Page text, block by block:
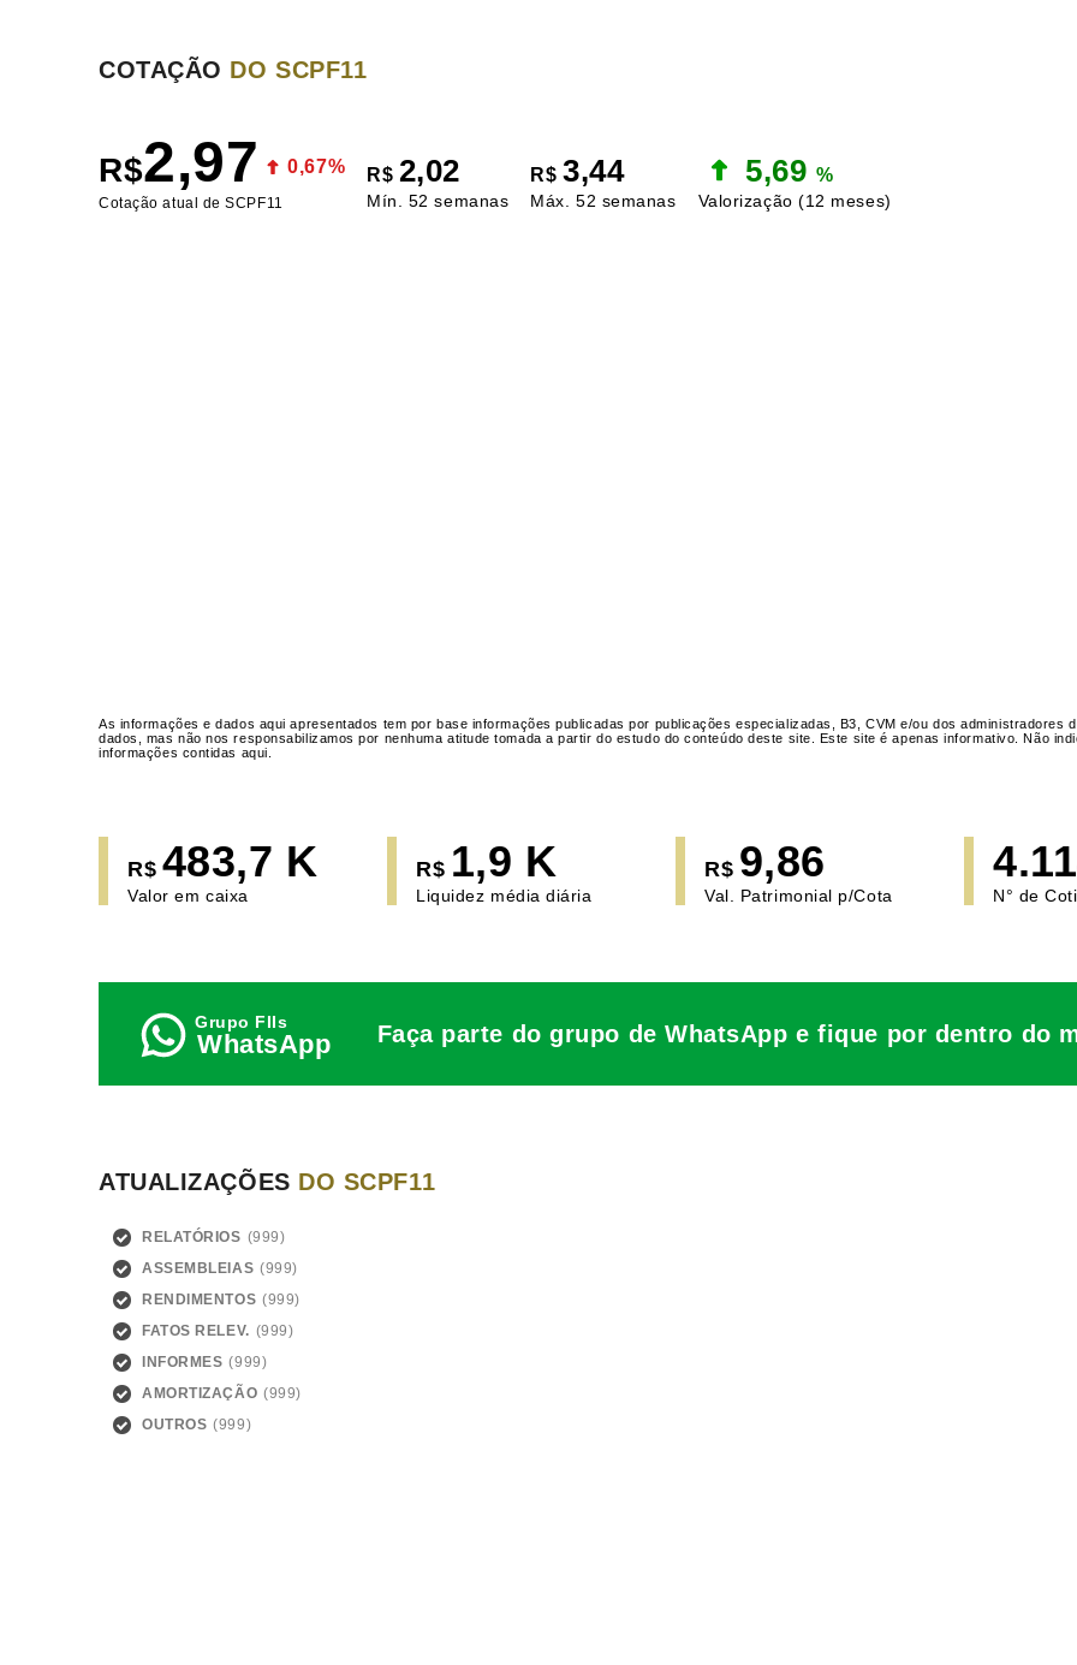
COTAÇÃO DO SCPF11
R$2,97 0,67%
Cotação atual de SCPF11
R$ 2,02
Mín. 52 semanas
R$ 3,44
Máx. 52 semanas
5,69 %
Valorização(12 meses)
As informações e dados aqui apresentados tem por base informações publicadas por publicações especializadas, B3, CVM e/ou dos
dados, mas não nos responsabilizamos por nenhuma atitude tomada a partir do estudo do conteúdo deste site. Este site é apenas informativo. Não
informações contidas aqui.
R$ 483,7 K
Valor em caixa
R$ 1,9 K
Liquidez média diária
R$ 9,86
Val. Patrimonial p/Cota N° de
WhatsApp Faça parte do grupo de WhatsApp e fique por dentro do
ATUALIZAÇÕES DO SCPF11
RELATÓRIOS
ASSEMBLEIAS
RENDIMENTOS
FATOS RELEV.
INFORMES
AMORTIZAÇÃO
OUTROS